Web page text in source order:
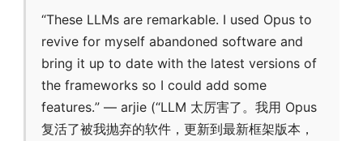
“These LLMs are remarkable. I used Opus to
revive for myself abandoned software and
bring it up to date with the latest versions of
the frameworks so I could add some
features.” — arjie (“LLM 太厉害了。我用 Opus
复活了被我抛弃的软件，更新到最新框架版本，